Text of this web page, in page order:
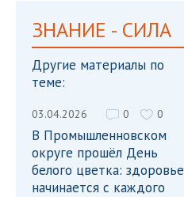
ЗНАНИЕ - СИЛА
Другие материалы по
теме:
03.04.2026 0 0
В Промышленновском
округе прошёл День
белого цветка: здоровье
начинается с каждого